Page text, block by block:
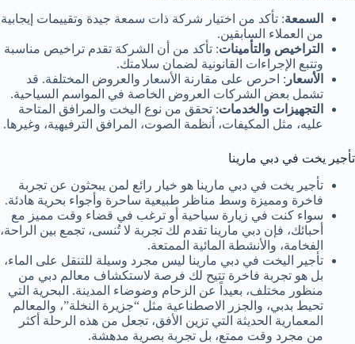
السمعة: تأكد من اختيار شركة ذات سمعة جيدة وتقييمات إيجابية
من العملاء السابقين.
التراخيص والتأمينات: تأكد من أن الشركة تقدم تراخيص مناسبة
وتتبع الإجراءات القانونية لضمان سلامتك.
الأسعار : احرص على مقارنة الأسعار والعروض المختلفة. قد
تشمل بعض الشركات العروض الخاصة في المواسم السياحية.
التجهيزات والخدمات: تحقق من نوع اليخت والمرافق المتاحة
عليه، مثل المكيفات، أنظمة الصوت، المرافق الترفيهية، وغيرها.
تأجير يخت في دبي مارينا
تأجير يخت في دبي مارينا هو خيار رائع لمن يبحثون عن تجربة
فاخرة ومميزة وسط مناظر طبيعية ساحرة وأجواء بحرية هادئة.
سواء كنت في زيارة سياحية أو ترغب في قضاء وقت مميز مع
أحبائك، فإن دبي مارينا تقدم لك تجربة لا تُنسى، تجمع بين الراحة،
الفخامة، والأنشطة المائية الممتعة.
تأجير اليخت في دبي مارينا ليس مجرد وسيلة للتنقل على الماء،
بل هو تجربة فاخرة تتيح لك فرصة لاستكشاف معالم دبي من
منظور مختلف، بعيداً عن الزحام وضوضاء المدينة. البحرية التي
تحيط بدبي، والجزر الاصطناعية مثل “جزيرة النخلة”، والمعالم
المعمارية الحديثة التي تزين الأفق، تجعل من هذه الرحلة أكثر
من مجرد وقت ممتع، بل تجربة بصرية مدهشة.